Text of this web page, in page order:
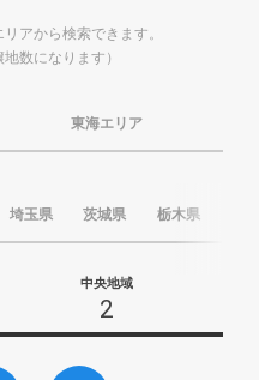
アから検索できます。
数になります）
東海エリア
埼玉県 茨城県 栃木県
中央地域
2